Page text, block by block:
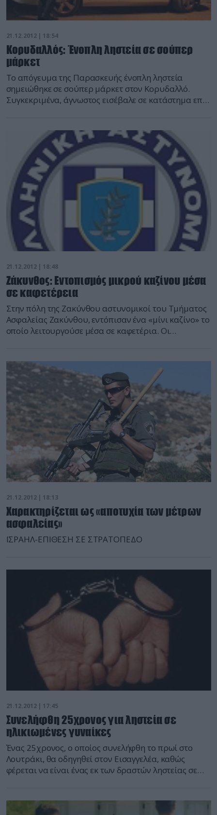
21.12.2012 | 18:54
Κορυδαλλός: Ένοπλη ληστεία σε σούπερ
μάρκετ
Το απόγευμα της Παρασκευής ένοπλη ληστεία
σημειώθηκε σε σούπερ μάρκετ στον Κορυδαλλό.
Συγκεκριμένα, άγνωστος εισέβαλε σε κατάστημα επί
διεξάγει έρευνα για τον εντοπισμό του. Τμήμα
ειδήσεων defencenet.gr
21.12.2012 | 18:48
Ζάκυνθος: Εντοπισμός μικρού καζίνου μέσα
σε καφετέρεια
Στην πόλη της Ζακύνθου αστυνομικοί του Τμήματος
Ασφαλείας Ζακύνθου, εντόπισαν ένα «μίνι καζίνο» το
οποίο λειτουργούσε μέσα σε καφετέρια. Οι
συνέλαβαν συνολικά 18 άτομα (δέκα ημεδαποί και
οχτώ αλλοδαποί). Στους συλληφθέντες
περιλαμβάνονται ένας 24χρονος ημεδαπός
προσωρινά υπεύθυνος του καταστήματος, ένας
54χρονος ημεδαπός υπάλληλος […]
21.12.2012 | 18:13
Χαρακτηρίζεται ως «αποτυχία των μέτρων
ασφαλείας»
ΙΣΡΑΗΛ-ΕΠΙΘΕΣΗ ΣΕ ΣΤΡΑΤΟΠΕΔΟ
21.12.2012 | 17:45
Συνελήφθη 25χρονος για ληστεία σε
ηλικιωμένες γυναίκες
Ένας 25χρονος, ο οποίος συνελήφθη το πρωί στο
Λουτράκι, θα οδηγηθεί στον Εισαγγελέα, καθώς
φέρεται να είναι ένας εκ των δραστών ληστείας σε
Αστυνομία, οι δράστες εισέβαλαν την Πέμπτη στο